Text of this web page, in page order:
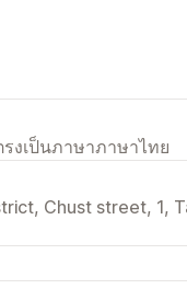
งเป็นภาษาภาษาไทย
Chust street, 1,